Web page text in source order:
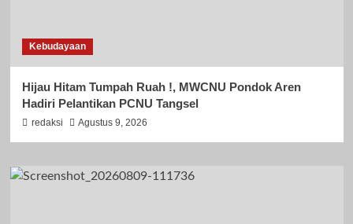
Kebudayaan
Hijau Hitam Tumpah Ruah !, MWCNU Pondok Aren
Hadiri Pelantikan PCNU Tangsel
redaksi Agustus 9, 2026